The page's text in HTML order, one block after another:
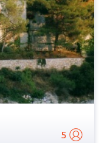
5